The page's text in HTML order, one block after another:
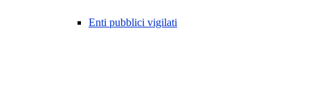
Enti pubblici vigilati